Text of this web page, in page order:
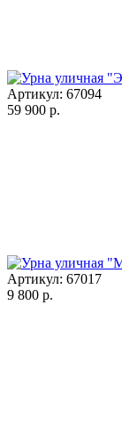
Артикул: 67094
59 900 р.
Артикул: 67017
9 800 р.